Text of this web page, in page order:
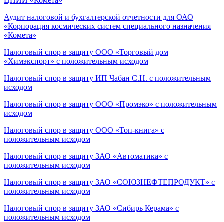
Аудит налоговой и бухгалтерской отчетности для ОАО
«Корпорация космических систем специального назначения
«Комета»
Налоговый спор в защиту ООО «Торговый дом
«Химэкспорт» с положительным исходом
Налоговый спор в защиту ИП Чабан С.Н. с положительным
исходом
Налоговый спор в защиту ООО «Промэко» с положительным
исходом
Налоговый спор в защиту ООО «Топ-книга» с
положительным исходом
Налоговый спор в защиту ЗАО «Автоматика» с
положительным исходом
Налоговый спор в защиту ЗАО «СОЮЗНЕФТЕПРОДУКТ» с
положительным исходом
Налоговый спор в защиту ЗАО «Сибирь Керама» с
положительным исходом